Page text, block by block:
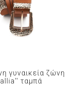
γυναικεία ζώνη
ταμπά